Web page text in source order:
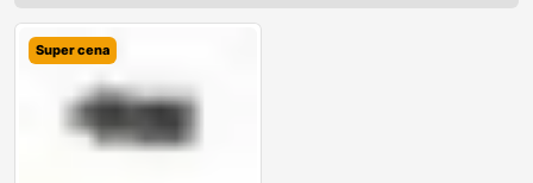
Super cena